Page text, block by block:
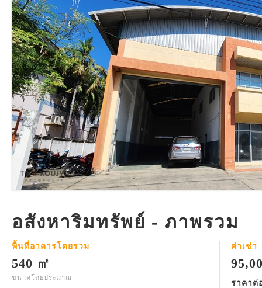
อสังหาริมทรัพย์ - ภาพรวม
พื้นที่อาคารโดยรวม
540 ㎡
ขนาดโดยประมาณ
ค่าเช่า
ราคาต่